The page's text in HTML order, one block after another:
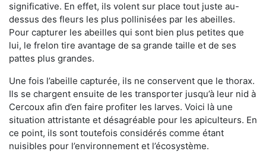
significative. En effet, ils volent sur place tout juste au-
dessus des fleurs les plus pollinisées par les abeilles.
Pour capturer les abeilles qui sont bien plus petites que
lui, le frelon tire avantage de sa grande taille et de ses
pattes plus grandes.
Une fois l’abeille capturée, ils ne conservent que le thorax.
Ils se chargent ensuite de les transporter jusqu’à leur nid à
Cercoux afin d’en faire profiter les larves. Voici là une
situation attristante et désagréable pour les apiculteurs. En
ce point, ils sont toutefois considérés comme étant
nuisibles pour l’environnement et l’écosystème.